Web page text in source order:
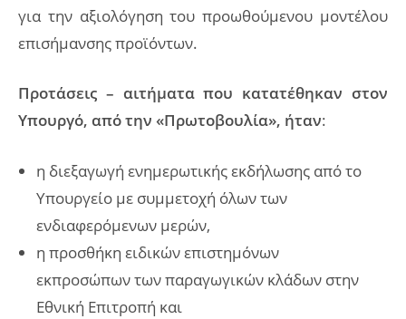
για την αξιολόγηση του προωθούμενου μοντέλου
επισήμανσης προϊόντων.
Προτάσεις – αιτήματα που κατατέθηκαν στον
Υπουργό, από την «Πρωτοβουλία», ήταν:
η διεξαγωγή ενημερωτικής εκδήλωσης από το
Υπουργείο με συμμετοχή όλων των
ενδιαφερόμενων μερών,
η προσθήκη ειδικών επιστημόνων
εκπροσώπων των παραγωγικών κλάδων στην
Εθνική Επιτροπή και